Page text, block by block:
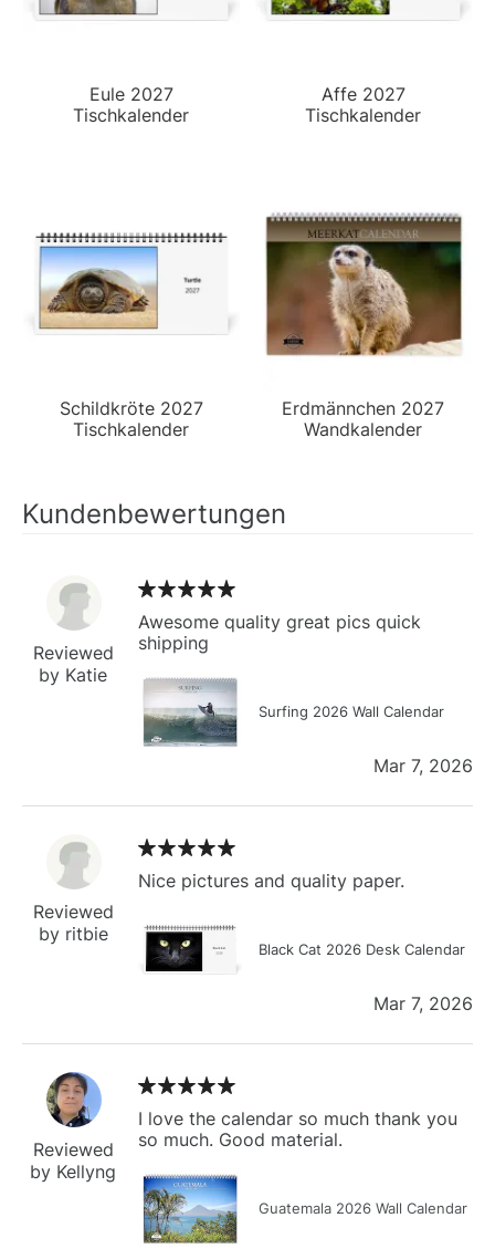
Eule 2027
Tischkalender
Affe 2027
Tischkalender
Schildkröte 2027
Tischkalender
Erdmännchen 2027
Wandkalender
Kundenbewertungen
Reviewed
by Katie
Awesome quality great pics quick
shipping
Surfing 2026 Wall Calendar
Mar 7, 2026
Reviewed
by ritbie
Nice pictures and quality paper.
Black Cat 2026 Desk Calendar
Mar 7, 2026
Reviewed
by Kellyng
I love the calendar so much thank you
so much. Good material.
Guatemala 2026 Wall Calendar